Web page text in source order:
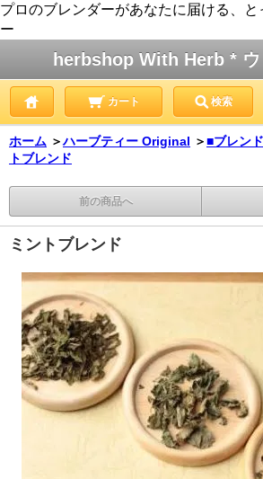
プロのブレンダーがあなたに届ける、と
ー
herbshop With Herb * ウ
カート 検索
ホーム ＞ハーブティー Original ＞■ブレン
トブレンド
前の商品へ
ミントブレンド